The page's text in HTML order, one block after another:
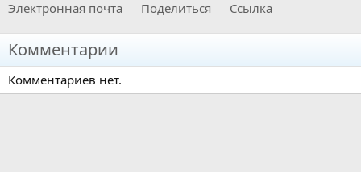
Электронная почта
Поделиться Ссылка
Комментарии
Комментариев нет.